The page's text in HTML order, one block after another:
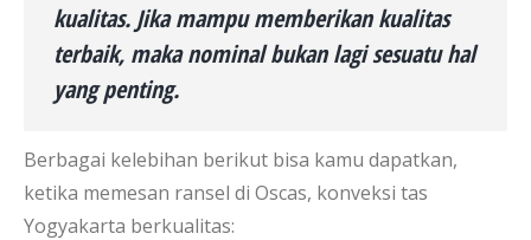
kualitas. Jika mampu memberikan kualitas
terbaik, maka nominal bukan lagi sesuatu hal
yang penting.
Berbagai kelebihan berikut bisa kamu dapatkan,
ketika memesan ransel di Oscas, konveksi tas
Yogyakarta berkualitas: